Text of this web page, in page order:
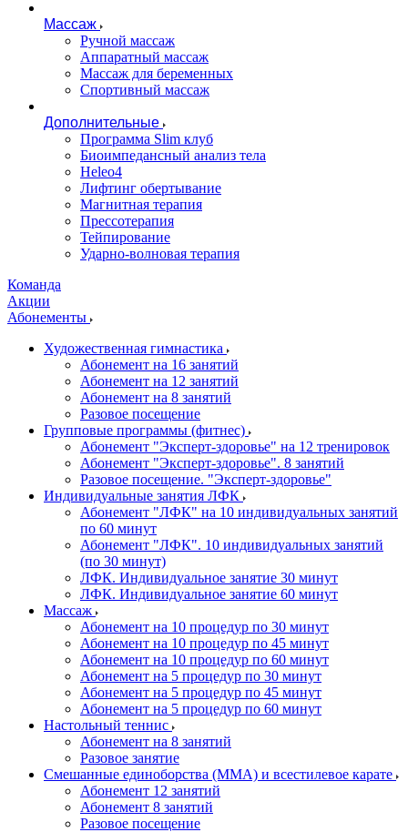
Массаж
Ручной массаж
Аппаратный массаж
Массаж для беременных
Спортивный массаж
Дополнительные
Программа Slim клуб
Биоимпедансный анализ тела
Heleo4
Лифтинг обертывание
Магнитная терапия
Прессотерапия
Тейпирование
Ударно-волновая терапия
Команда
Акции
Абонементы
Художественная гимнастика
Абонемент на 16 занятий
Абонемент на 12 занятий
Абонемент на 8 занятий
Разовое посещение
Групповые программы (фитнес)
Абонемент "Эксперт-здоровье" на 12 тренировок
Абонемент "Эксперт-здоровье". 8 занятий
Разовое посещение. "Эксперт-здоровье"
Индивидуальные занятия ЛФК
Абонемент "ЛФК" на 10 индивидуальных занятий
по 60 минут
Абонемент "ЛФК". 10 индивидуальных занятий
(по 30 минут)
ЛФК. Индивидуальное занятие 30 минут
ЛФК. Индивидуальное занятие 60 минут
Массаж
Абонемент на 10 процедур по 30 минут
Абонемент на 10 процедур по 45 минут
Абонемент на 10 процедур по 60 минут
Абонемент на 5 процедур по 30 минут
Абонемент на 5 процедур по 45 минут
Абонемент на 5 процедур по 60 минут
Настольный теннис
Абонемент на 8 занятий
Разовое занятие
Смешанные единоборства (ММА) и всестилевое карате
Абонемент 12 занятий
Абонемент 8 занятий
Разовое посещение